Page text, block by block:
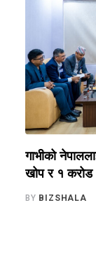
गाभीको
खोप र १
BY BIZSHALA